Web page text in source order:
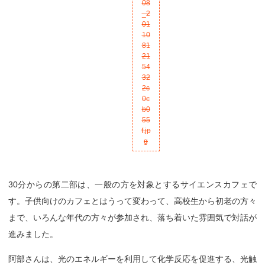
30分からの第二部は、一般の方を対象とするサイエンスカフェで
す。子供向けのカフェとはうって変わって、高校生から初老の方々
まで、いろんな年代の方々が参加され、落ち着いた雰囲気で対話が
進みました。
阿部さんは、光のエネルギーを利用して化学反応を促進する、光触